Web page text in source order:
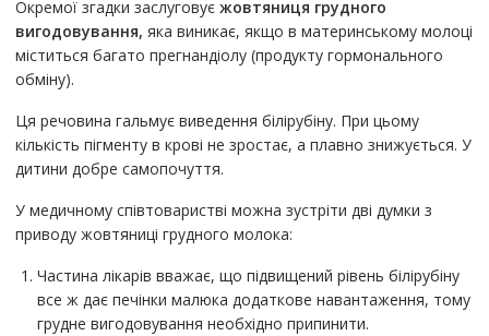
Окремої згадки заслуговує жовтяниця грудного
вигодовування, яка виникає, якщо в материнському молоці
міститься багато прегнандіолу (продукту гормонального
обміну).
Ця речовина гальмує виведення білірубіну. При цьому
кількість пігменту в крові не зростає, а плавно знижується. У
дитини добре самопочуття.
У медичному співтоваристві можна зустріти дві думки з
приводу жовтяниці грудного молока:
Частина лікарів вважає, що підвищений рівень білірубіну
все ж дає печінки малюка додаткове навантаження, тому
грудне вигодовування необхідно припинити.